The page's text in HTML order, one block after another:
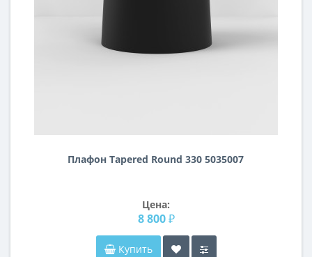
Плафон Tapered Round 330 5035007
Цена:
8 800 ₽
Купить